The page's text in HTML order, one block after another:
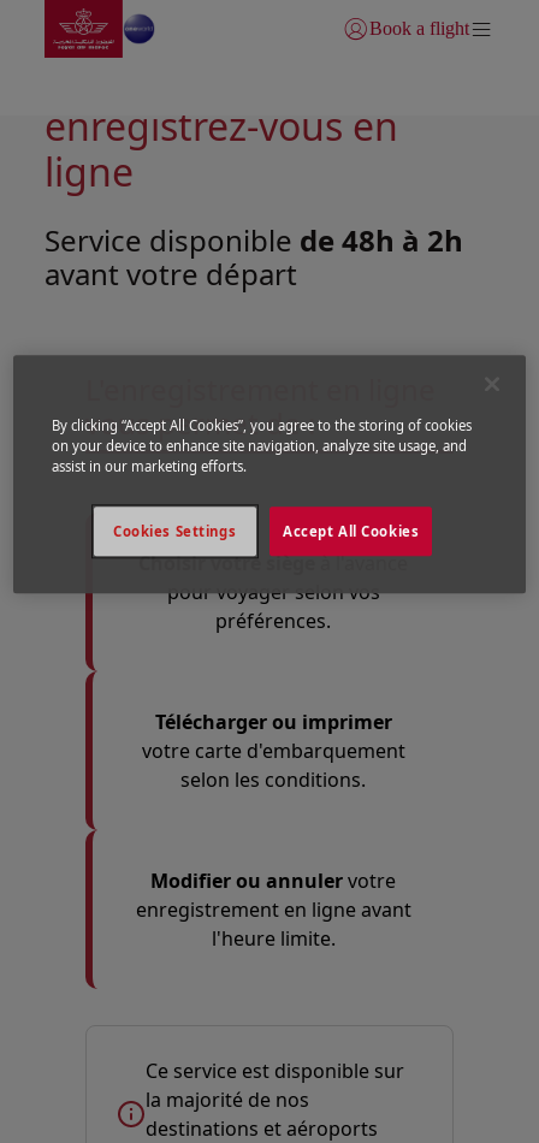
Saut au contenu principal
Aller à la page accueil
Se connecter | S’inscrire)
Book a flight
enregistrez-vous en
ligne
Service disponible de 48h à 2h
avant votre départ
vous permet de :
Choisir votre siègeà l'avance
pour voyager selon vos
préférences.
Télécharger ou imprimer
votre carte d'embarquement
selon les conditions.
Modifier ou annulervotre
enregistrement en ligne avant
l'heure limite.
Ce service est disponible sur
la majorité de nos
destinations et aéroports
By clicking “Accept All Cookies”, you agree to the storing of cookies
on your device to enhance site navigation, analyze site usage, and
assist in our marketing efforts.
Accept All Cookies
Cookies Settings